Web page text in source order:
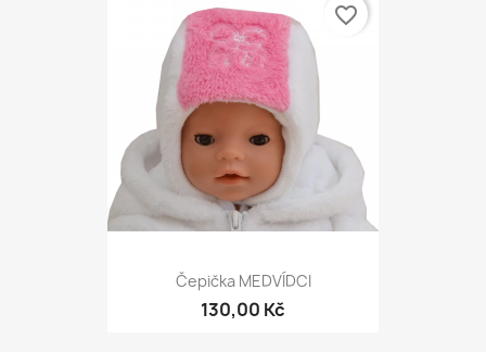
Čepička MEDVÍDCI
130,00 Kč
favorite_border